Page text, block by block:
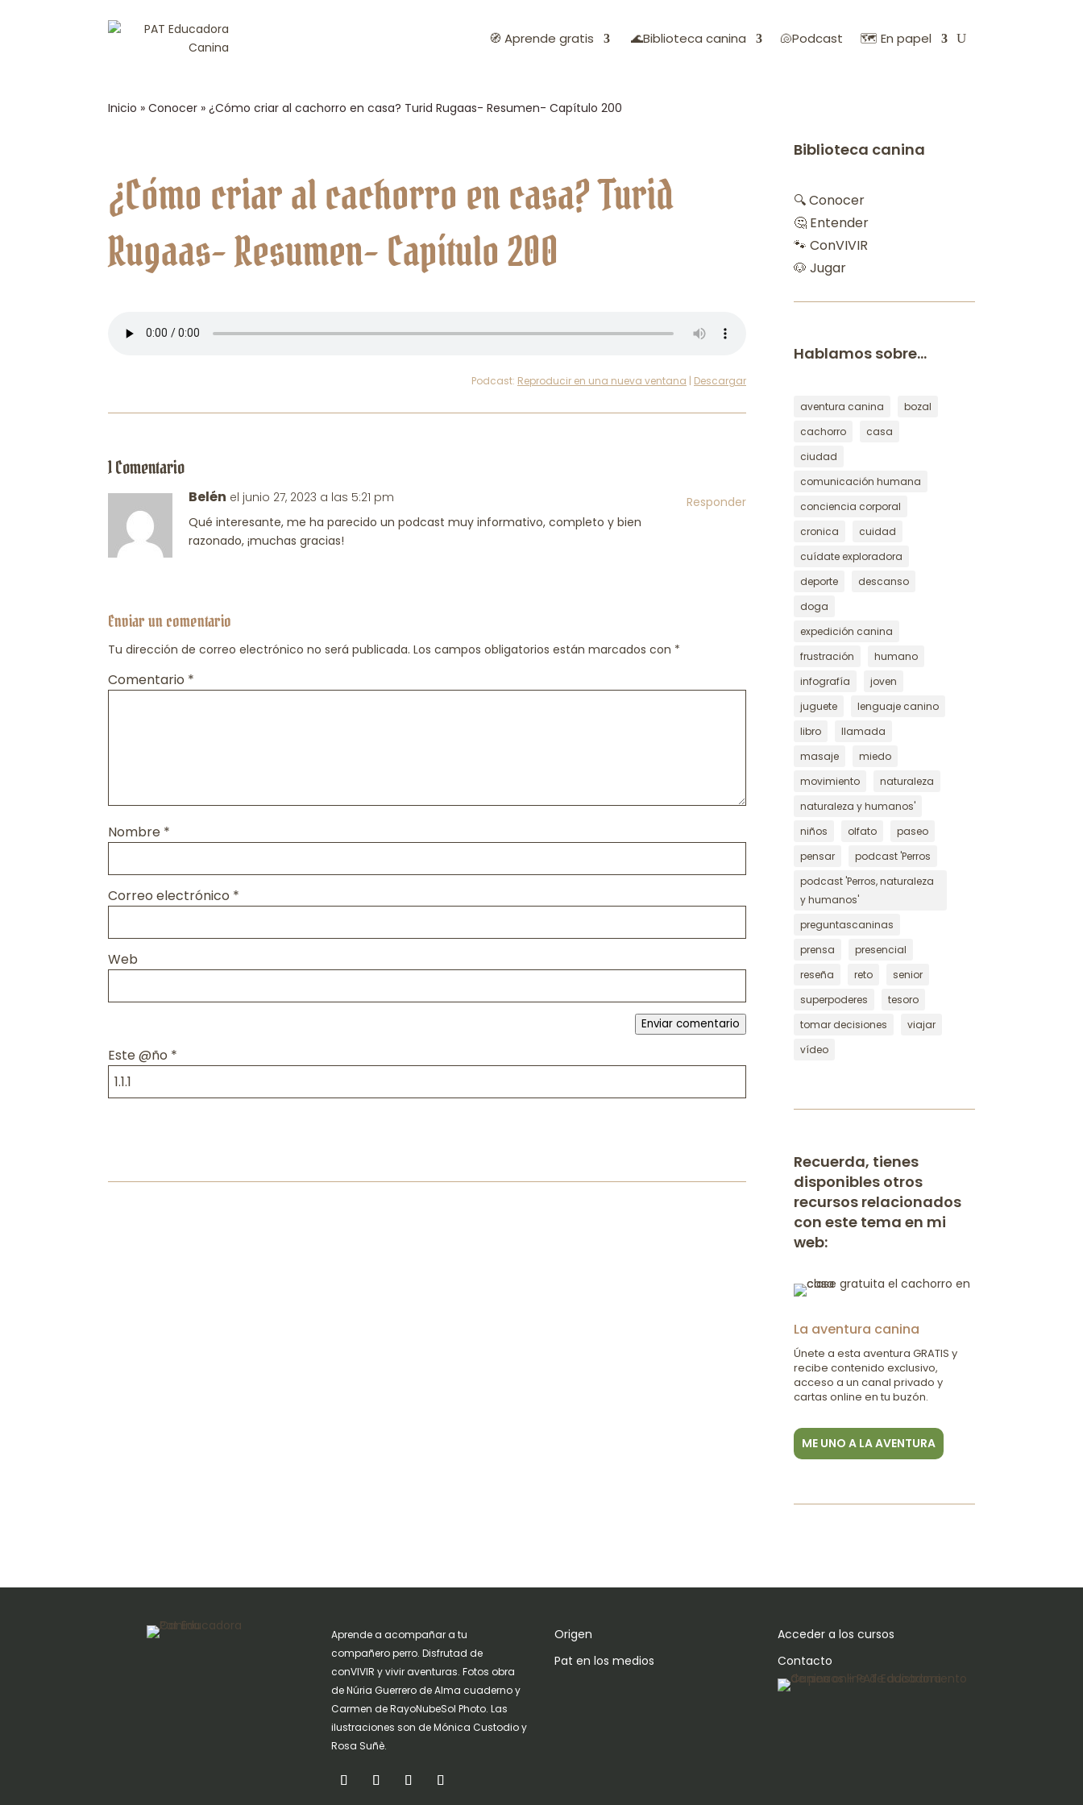
🧭 Aprende gratis 🌊Biblioteca canina 🐚Podcast 🗺️ En papel
Inicio »Conocer »¿Cómo criar al cachorro en casa? Turid Rugaas- Resumen- Capítulo 200
¿Cómo criar al cachorro en casa? Turid
Rugaas- Resumen- Capítulo 200
Podcast: Reproducir en una nueva ventana | Descargar
1 Comentario
Belén el junio 27, 2023 a las 5:21 pm
Qué interesante, me ha parecido un podcast muy informativo, completo y bien
razonado, ¡muchas gracias!
Responder
Enviar un comentario
Tu dirección de correo electrónico no será publicada. Los campos obligatorios están marcados con *
Comentario *
Nombre *
Correo electrónico *
Web
Enviar comentario
Este @ño *
Biblioteca canina
🔍 Conocer
🤔 Entender
🐾 ConVIVIR
🐶 Jugar
Hablamos sobre…
aventura canina
bozal
cachorro
casa
ciudad
comunicación humana
conciencia corporal
cronica
cuidad
cuídate exploradora
deporte
descanso
doga
expedición canina
frustración
humano
infografía
joven
juguete
lenguaje canino
libro
llamada
masaje
miedo
movimiento
naturaleza
naturaleza y humanos'
niños
olfato
paseo
pensar
podcast 'Perros
podcast 'Perros, naturaleza
y humanos'
preguntascaninas
prensa
presencial
reseña
reto
senior
superpoderes
tesoro
tomar decisiones
viajar
vídeo
Recuerda, tienes
disponibles otros
recursos relacionados
con este tema en mi
web:
La aventura canina
Únete a esta aventura GRATIS y
recibe contenido exclusivo,
acceso a un canal privado y
cartas online en tu buzón.
ME UNO A LA AVENTURA
Aprende a acompañar a tu
compañero perro. Disfrutad de
conVIVIR y vivir aventuras. Fotos obra
de Núria Guerrero de Alma cuaderno y
Carmen de RayoNubeSol Photo. Las
ilustraciones son de Mónica Custodio y
Rosa Suñè.
Origen
Pat en los medios
Acceder a los cursos
Contacto